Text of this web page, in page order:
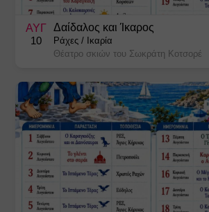
Χριστουγεννιάτικες
ΑΥΓ
10
Δαίδαλος και Ίκαρος
Ράχες / Ικαρία
Θέατρο σκιών του Σωκράτη Κοτσορέ